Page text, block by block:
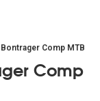
Comp MTB
Comp